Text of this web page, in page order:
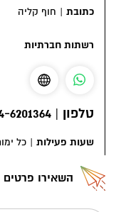
כתובת | חוף קליה
רשתות חברתיות
טלפון |
6201364
שעות פעילות | כל ימות
השאירו פרטים